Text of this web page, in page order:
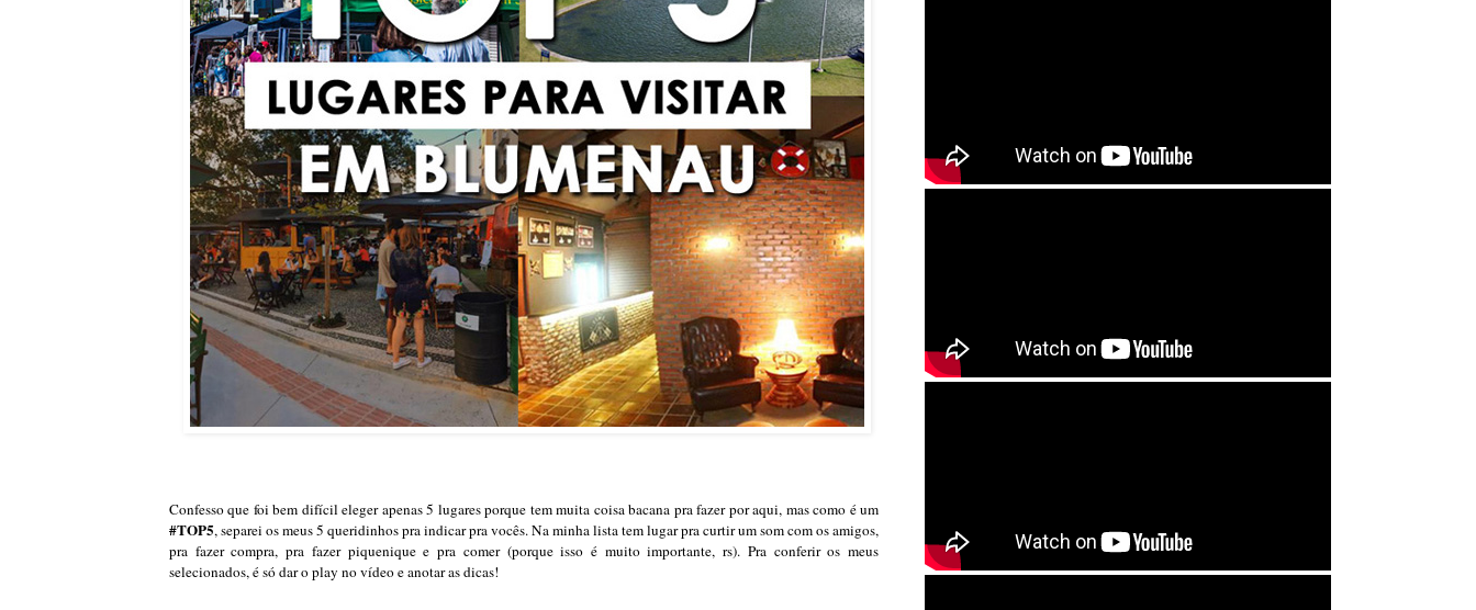
Confesso que foi bem difícil eleger apenas 5 lugares porque tem muita coisa bacana pra fazer por aqui, mas como é um
#TOP5, separei os meus 5 queridinhos pra indicar pra vocês. Na minha lista tem lugar pra curtir um som com os amigos,
pra fazer compra, pra fazer piquenique e pra comer (porque isso é muito importante, rs). Pra conferir os meus
selecionados, é só dar o play no vídeo e anotar as dicas!